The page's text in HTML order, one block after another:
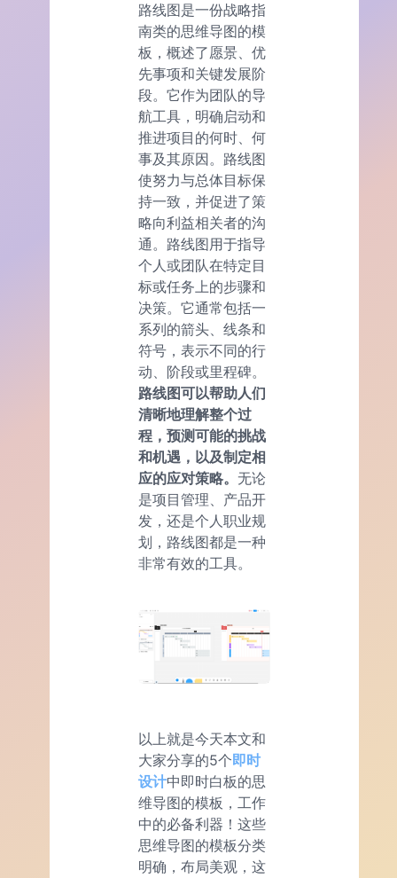
路线图是一份战略指
南类的思维导图的模
板，概述了愿景、优
先事项和关键发展阶
段。它作为团队的导
航工具，明确启动和
推进项目的何时、何
事及其原因。路线图
使努力与总体目标保
持一致，并促进了策
略向利益相关者的沟
通。路线图用于指导
个人或团队在特定目
标或任务上的步骤和
决策。它通常包括一
系列的箭头、线条和
符号，表示不同的行
动、阶段或里程碑。
路线图可以帮助人们
清晰地理解整个过
程，预测可能的挑战
和机遇，以及制定相
应的应对策略。 无论
是项目管理、产品开
发，还是个人职业规
划，路线图都是一种
非常有效的工具。
以上就是今天本文和
大家分享的5个即时
设计中即时白板的思
维导图的模板，工作
中的必备利器！这些
思维导图的模板分类
明确，布局美观，这